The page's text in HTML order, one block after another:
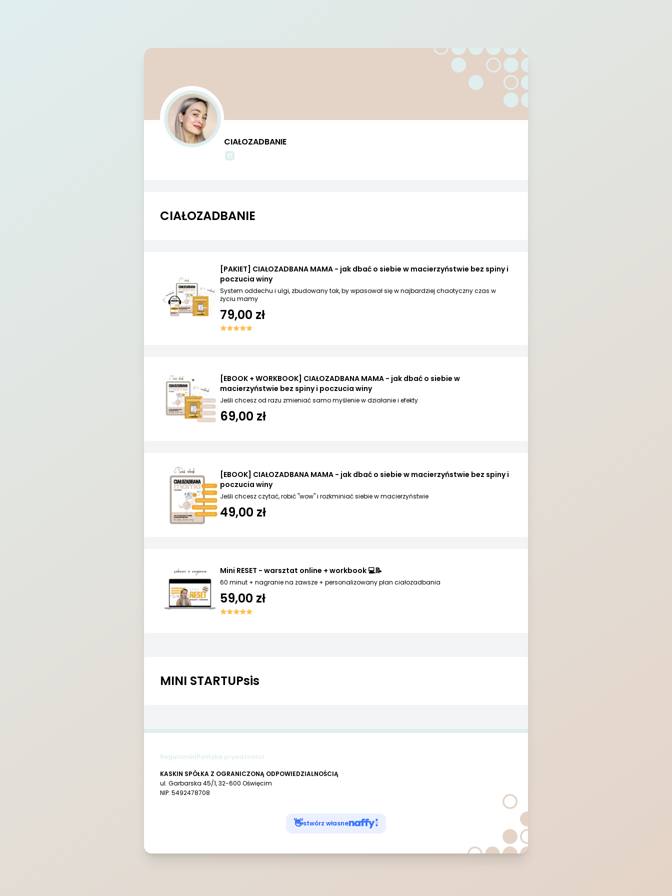
CIAŁOZADBANIE
CIAŁOZADBANIE
[PAKIET] CIAŁOZADBANA MAMA - jak dbać o siebie w macierzyństwie bez spiny i
poczucia winy
System oddechu i ulgi, zbudowany tak, by wpasował się w najbardziej chaotyczny czas w
życiu mamy
79,00 zł
[EBOOK + WORKBOOK] CIAŁOZADBANA MAMA - jak dbać o siebie w
macierzyństwie bez spiny i poczucia winy
Jeśli chcesz od razu zmieniać samo myślenie w działanie i efekty
69,00 zł
[EBOOK] CIAŁOZADBANA MAMA - jak dbać o siebie w macierzyństwie bez spiny i
poczucia winy
Jeśli chcesz czytać, robić "wow" i rozkminiać siebie w macierzyństwie
49,00 zł
Mini RESET - warsztat online + workbook 💻📝
60 minut + nagranie na zawsze + personalizowany plan ciałozadbania
59,00 zł
MINI STARTUPsis
Regulamin Polityka prywatności
KASKIN SPÓŁKA Z OGRANICZONĄ ODPOWIEDZIALNOŚCIĄ
ul. Garbarska 45/1, 32-600 Oświęcim
NIP: 5492478708
👋stwórz własne